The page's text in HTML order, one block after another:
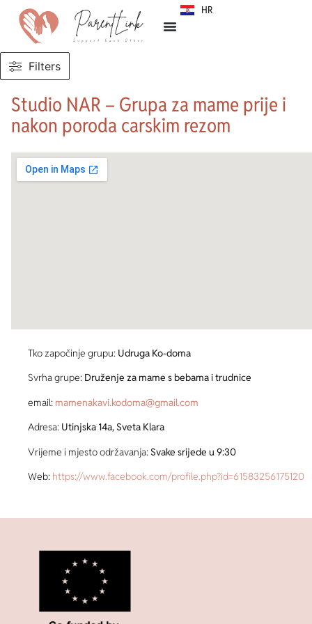
HR
SR
Filters
Studio NAR – Grupa za mame prije i
nakon poroda carskim rezom
Tko započinje grupu: Udruga Ko-doma
Svrha grupe: Druženje za mame s bebama i trudnice
email: mamenakavi.kodoma@gmail.com
Adresa: Utinjska 14a, Sveta Klara
Vrijeme i mjesto održavanja: Svake srijede u 9:30
Web: https://www.facebook.com/profile.php?id=61583256175120